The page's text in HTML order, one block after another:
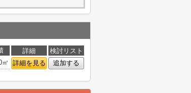
詳細
検討リスト
㎡ 詳細を見る 追加する